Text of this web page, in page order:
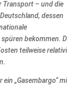
Transport – und die
dessen
bekommen.
teilweise
„Gasembargo“